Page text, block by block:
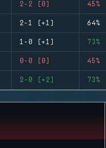
2-2 (0) 45%
2-1 (+1) 64%
1-0 (+1) 73%
0-0 (0) 45%
2-0 (+2) 73%